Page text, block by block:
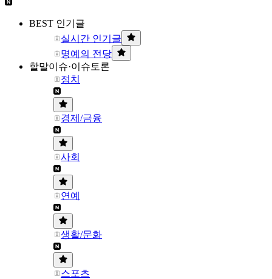
BEST 인기글
실시간 인기글
명예의 전당
할말이슈·이슈토론
정치
경제/금융
사회
연예
생활/문화
스포츠